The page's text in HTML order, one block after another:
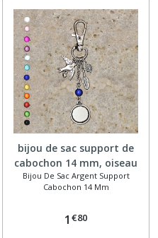
bijou de sac support de
cabochon 14 mm, oiseau
Bijou De Sac Argent Support
Cabochon 14 Mm
1 €80